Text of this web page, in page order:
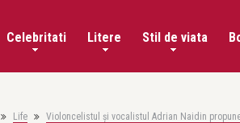
Celebritati Litere Stil de viata
Life Violoncelistul și vocalistul Adrian Naidin